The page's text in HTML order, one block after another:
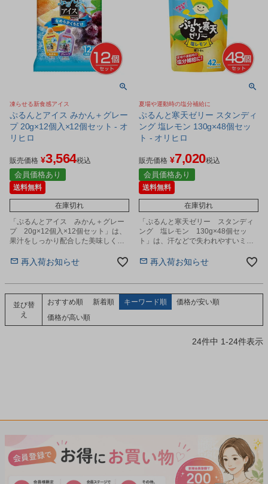
凍らせる新食感アイス
ぷるんとアイス みかん＋グレー
プ 20g×12個入×12個セット - オ
リヒロ
販売価格 ¥3,564税込
会員価格あり
送料無料
在庫切れ
「ぷるんとアイス みかん＋グレー
プ 20g×12個入×12個セット」は、
果汁をしっかり配合した美味しく手
す。再入荷お知らせ
夏場や運動時の塩分補給に
ぷるんと寒天ゼリー スタンディ
ング 塩レモン 130g×48個セッ
ト - オリヒロ
販売価格 ¥7,020税込
会員価格あり
送料無料
在庫切れ
「ぷるんと寒天ゼリー スタンディ
ング 塩レモン 130g×48個セッ
ト」は、汗などで失われやすいミネ
寒天ゼリーです。
再入荷お知らせ
並び替
え
おすすめ順 新着順 キーワード順
価格が安い順
価格が高い順
24件中 1-24件表示